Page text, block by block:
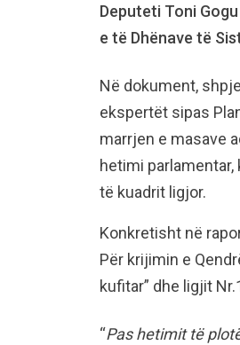
Deputeti Toni
e të Dhënave të
Në dokument,
ekspertët sipas
marrjen e masave
hetimi
të kuadrit ligjor.
Konkretisht në
Për krijimin e
kufitar” dhe ligjit
“Pas hetimit të